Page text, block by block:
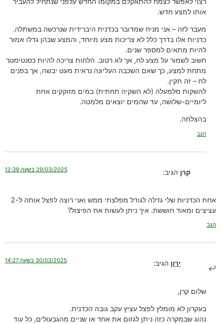
אותו למצע חדש.
מעבר לזה – אני מניח שמדובר בכדנית היברידית שנרכשה במשתלה.
כדניות אלו בדרך כלל לא צריכות מצע מיוחד, והמצע שבהן גדלו אמור
להיות מתאים למספר שנים.
חשוב לשמור על מצע לח, אך לא רטוב. הלחות צריכה להיות כסנטימטר
מתחת למצע, כך שאם השכבה העליונה נראית מעט יבשה, אך בפנים
לח – זה תקין.
להשקות מלמעלה (לא השקיה תחתית) במים מזוקקים אחת
ליומיים-שלושה, עד שהמים יוצאים מלמטה.
בהצלחה.
הגב
קרן הגיב: 29/03/2025 בשעה 12:39
אחת הכדניות שלי גדלה לגודל מפלצתי ממש ואני רוצה לפצל אותה ל-2
עציצים ומאוד חוששת. איך ניתן לעשות את הפיצול?
הגב
ירון הגיב: 30/03/2025 בשעה 14:27
שלום קרן,
בעקרון לא מומלץ לפצל עציץ עקב גובה הכדנית.
נהוג שבמקרה כזה ניתן לגזום את אחד או שניים מהגבעולים, כל עוד